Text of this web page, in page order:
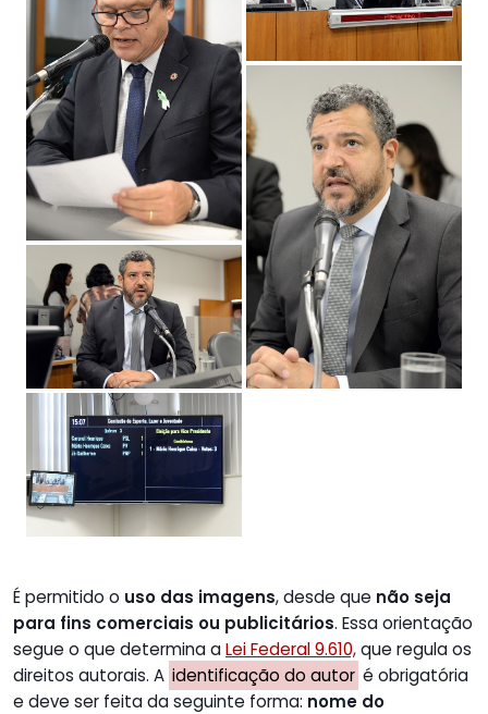
É permitido o uso das imagens, desde que não seja
para fins comerciais ou publicitários. Essa orientação
segue o que determina aLei Federal 9.610,que regula os
direitos autorais. A identificação do autor é obrigatória
e deve ser feita da seguinte forma: nome do